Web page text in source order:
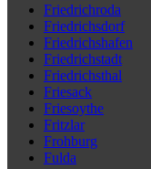
Friedrichroda
Friedrichsdorf
Friedrichshafen
Friedrichstadt
Friedrichsthal
Friesack
Friesoythe
Fritzlar
Frohburg
Fulda